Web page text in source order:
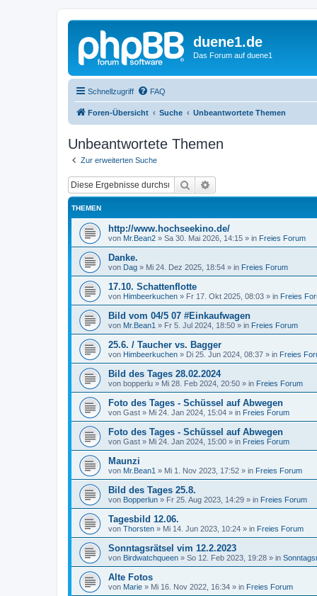
duene1.de
Das Forum auf duene1
Schnellzugriff FAQ
Foren-Übersicht Suche Unbeantwortete Themen
Unbeantwortete Themen
Zur erweiterten Suche
Suche
THEMEN
http://www.hochseekino.de/
von Mr.Bean2 » Sa 30. Mai 2026, 14:15 » in Freies Forum
Danke.
von Dag » Mi 24. Dez 2025, 18:54 » in Freies Forum
17.10. Schattenflotte
von Himbeerkuchen » Fr 17. Okt 2025, 08:03 » in Freies
Bild vom 04/5 07 #Einkaufwagen
von Mr.Bean1 » Fr 5. Jul 2024, 18:50 » in Freies Forum
25.6. / Taucher vs. Bagger
von Himbeerkuchen » Di 25. Jun 2024, 08:37 » in Freies
Bild des Tages 28.02.2024
von bopperlu » Mi 28. Feb 2024, 20:50 » in Freies Forum
Foto des Tages - Schüssel auf Abwegen
von Gast » Mi 24. Jan 2024, 15:04 » in Freies Forum
Foto des Tages - Schüssel auf Abwegen
von Gast » Mi 24. Jan 2024, 15:00 » in Freies Forum
Maunzi
von Mr.Bean1 » Mi 1. Nov 2023, 17:52 » in Freies Forum
Bild des Tages 25.8.
von Bopperlun » Fr 25. Aug 2023, 14:29 » in Freies Forum
Tagesbild 12.06.
von Thorsten » Mi 14. Jun 2023, 10:24 » in Freies Forum
Sonntagsrätsel vim 12.2.2023
von Birdwatchqueen » So 12. Feb 2023, 19:28 » in
Alte Fotos
von Marie » Mi 16. Nov 2022, 16:34 » in Freies Forum